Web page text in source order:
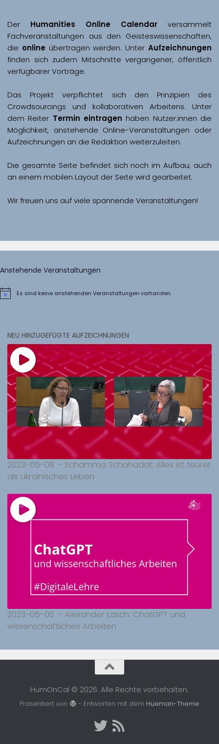
Der Humanities Online Calendar versammelt
Fachveranstaltungen aus den Geisteswissenschaften,
die online übertragen werden. Unter Aufzeichnungen
finden sich zudem Mitschnitte vergangener, öffentlich
Das Projekt verpflichtet sich den Prinzipien des
Crowdsourcings und kollaborativen Arbeitens. Unter
dem Reiter Termin eintragen haben Nutzer:innen die
Möglichkeit, anstehende Online-Veranstaltungen oder
Aufzeichnungen an die Redaktion weiterzuleiten.
Die gesamte Seite befindet sich noch im Aufbau; auch
Wir freuen uns auf viele spannende Veranstaltungen!
Anstehende Veranstaltungen
HinweisEs sind keine anstehenden Veranstaltungen vorhanden.
NEU HINZUGEFÜGTE AUFZEICHNUNGEN
2023-05-08 – Schamma Schahadat: Alles ist teurer
als ukrainisches Leben
2023-05-06 – Alexander Lasch: ChatGPT und
wissenschaftliches Arbeiten
HumOnCal © 2026. Alle Rechte vorbehalten.
Präsentiert von - Entworfen mit dem Hueman-Theme